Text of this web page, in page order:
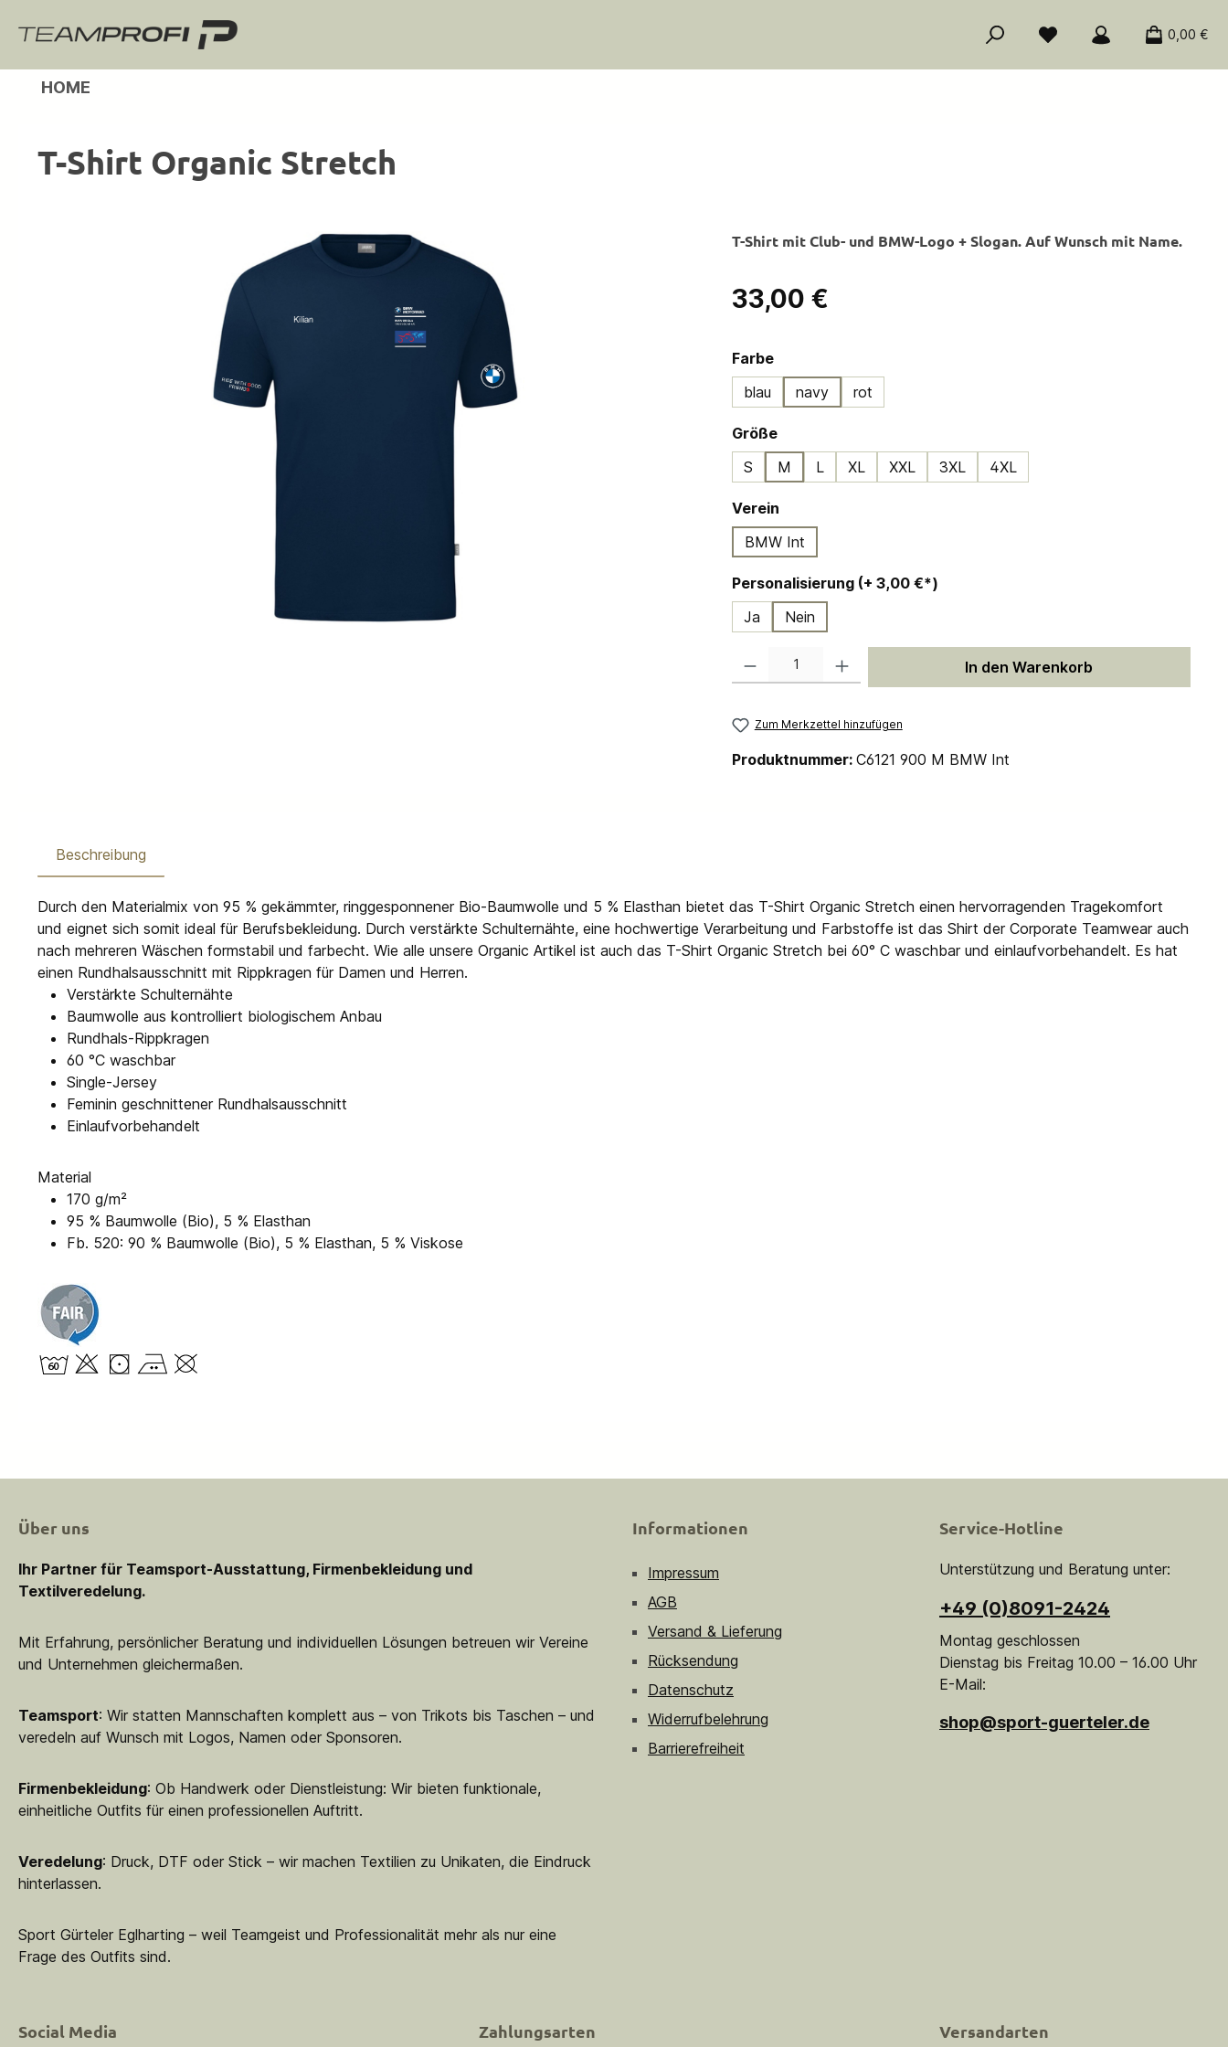
Zur Hauptnavigation springen
0,00 €
HOME
T-Shirt Organic Stretch
T-Shirt mit Club- und BMW-Logo + Slogan. Auf Wunsch mit Name.
Regulärer Preis:
33,00 €
Farbeauswählen
blau
navy rot
Größeauswählen
S
M L XL XXL 3XL 4XL
Vereinauswählen
BMW Int
Personalisierung (+ 3,00 €*)auswählen
Ja
Nein
In den Warenkorb
Zum Merkzettel hinzufügen
Produktnummer: C6121 900 M BMW Int
Beschreibung
Durch den Materialmix von 95 % gekämmter, ringgesponnener Bio-Baumwolle und 5 % Elasthan bietet das T-Shirt Organic Stretch einen hervorragenden Tragekomfort
und eignet sich somit ideal für Berufsbekleidung. Durch verstärkte Schulternähte, eine hochwertige Verarbeitung und Farbstoffe ist das Shirt der Corporate Teamwear auch
nach mehreren Wäschen formstabil und farbecht. Wie alle unsere Organic Artikel ist auch das T-Shirt Organic Stretch bei 60° C waschbar und einlaufvorbehandelt. Es hat
einen Rundhalsausschnitt mit Rippkragen für Damen und Herren.
Verstärkte Schulternähte
Baumwolle aus kontrolliert biologischem Anbau
Rundhals-Rippkragen
60 °C waschbar
Single-Jersey
Feminin geschnittener Rundhalsausschnitt
Einlaufvorbehandelt
Material
170 g/m²
95 % Baumwolle (Bio), 5 % Elasthan
Fb. 520: 90 % Baumwolle (Bio), 5 % Elasthan, 5 % Viskose
Über uns
Ihr Partner für Teamsport-Ausstattung, Firmenbekleidung und
Textilveredelung.
Mit Erfahrung, persönlicher Beratung und individuellen Lösungen betreuen wir Vereine
und Unternehmen gleichermaßen.
Teamsport: Wir statten Mannschaften komplett aus – von Trikots bis Taschen – und
veredeln auf Wunsch mit Logos, Namen oder Sponsoren.
Firmenbekleidung: Ob Handwerk oder Dienstleistung: Wir bieten funktionale,
einheitliche Outfits für einen professionellen Auftritt.
Veredelung: Druck, DTF oder Stick – wir machen Textilien zu Unikaten, die Eindruck
hinterlassen.
Sport Gürteler Eglharting – weil Teamgeist und Professionalität mehr als nur eine
Frage des Outfits sind.
Informationen
Impressum
AGB
Versand & Lieferung
Rücksendung
Datenschutz
Widerrufbelehrung
Barrierefreiheit
Service-Hotline
Unterstützung und Beratung unter:
+49 (0)8091-2424
Montag geschlossen
Dienstag bis Freitag 10.00 – 16.00 Uhr
E-Mail:
shop@sport-guerteler.de
Social Media Zahlungsarten Versandarten